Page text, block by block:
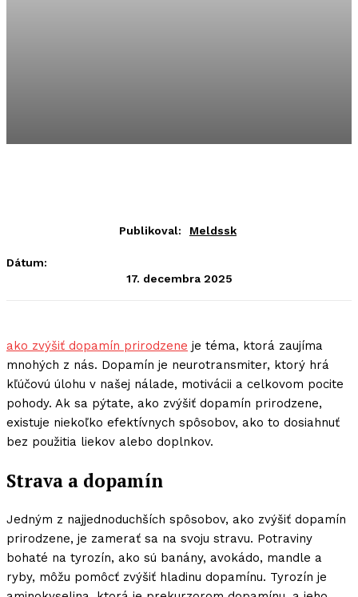
Publikoval: Meldssk
Dátum:
17. decembra 2025
ako zvýšiť dopamín prirodzene je téma, ktorá zaujíma
mnohých z nás. Dopamín je neurotransmiter, ktorý hrá
kľúčovú úlohu v našej nálade, motivácii a celkovom pocite
pohody. Ak sa pýtate, ako zvýšiť dopamín prirodzene,
existuje niekoľko efektívnych spôsobov, ako to dosiahnuť
bez použitia liekov alebo doplnkov.
Strava a dopamín
Jedným z najjednoduchších spôsobov, ako zvýšiť dopamín
prirodzene, je zamerať sa na svoju stravu. Potraviny
bohaté na tyrozín, ako sú banány, avokádo, mandle a
ryby, môžu pomôcť zvýšiť hladinu dopamínu. Tyrozín je